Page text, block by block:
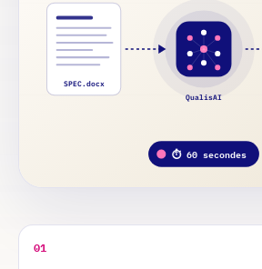
SPEC.docx
QualisAI
⏱ 60 secondes
01